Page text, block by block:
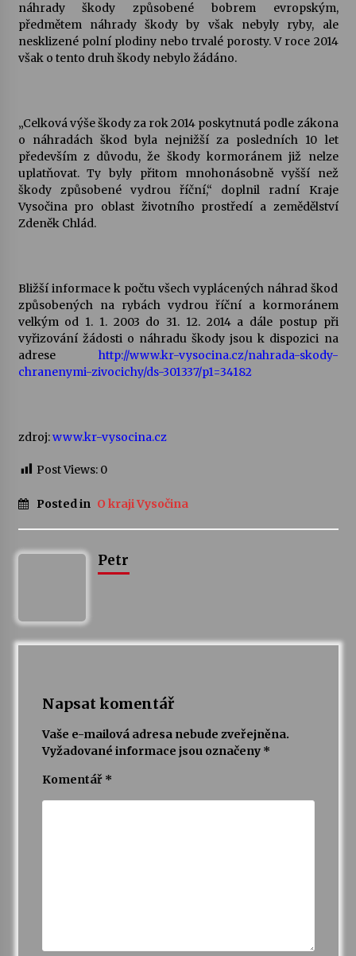
22. 7. 2026
Vysočinka
Ozvěny prázdnin
14. 7. 2026
Za kulturou kousek za Humpolec. V Želivě ožije
Varhanní recitál Michala Novenka v Klášteře
Želiv
3. 7. 2026
Petr Adamec – Malovaný svět
30. 6. 2026
náhrady škody způsobené bobrem evropským,
předmětem náhrady škody by však nebyly ryby, ale
nesklizené polní plodiny nebo trvalé porosty. V roce 2014
však o tento druh škody nebylo žádáno.
„Celková výše škody za rok 2014 poskytnutá podle zákona
o náhradách škod byla nejnižší za posledních 10 let
především z důvodu, že škody kormoránem již nelze
uplatňovat. Ty byly přitom mnohonásobně vyšší než
škody způsobené vydrou říční,“ doplnil radní Kraje
Vysočina pro oblast životního prostředí a zemědělství
Zdeněk Chlád.
Bližší informace k počtu všech vyplácených náhrad škod
způsobených na rybách vydrou říční a kormoránem
velkým od 1. 1. 2003 do 31. 12. 2014 a dále postup při
vyřizování žádosti o náhradu škody jsou k dispozici na
adrese http://www.kr-vysocina.cz/nahrada-skody-
chranenymi-zivocichy/ds-301337/p1=34182
zdroj:www.kr-vysocina.cz
Post Views: 0
Posted in O kraji Vysočina
Petr
Napsat komentář
Vaše e-mailová adresa nebude zveřejněna.
Vyžadované informace jsou označeny *
Komentář *